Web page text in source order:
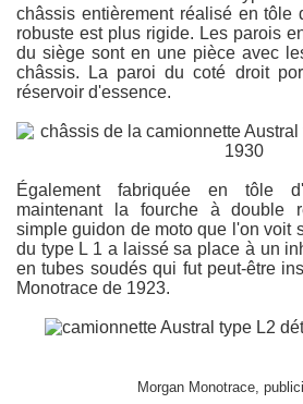
châssis entièrement réalisé en tôle
robuste est plus rigide. Les parois
du siège sont en une pièce avec
châssis. La paroi du coté droit
réservoir d'essence.
Également fabriquée en tôle
maintenant la fourche à double
simple guidon de moto que l'on voit
du type L 1 a laissé sa place à un
en tubes soudés qui fut peut-être
Monotrace de 1923.
Morgan Monotrace,